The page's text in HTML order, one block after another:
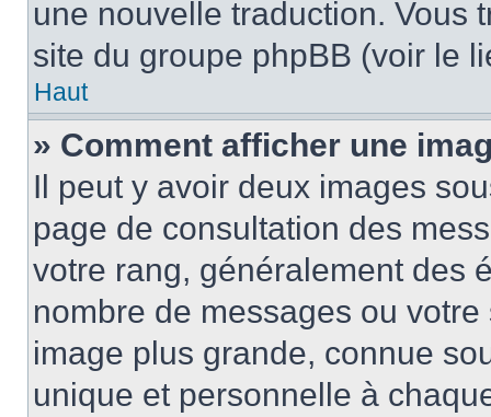
une nouvelle traduction. Vous
site du groupe phpBB (voir le
Haut
» Comment afficher une
Il peut y avoir deux images
page de consultation des
votre rang, généralement des
nombre de messages ou
image plus grande, connue
unique et personnelle à